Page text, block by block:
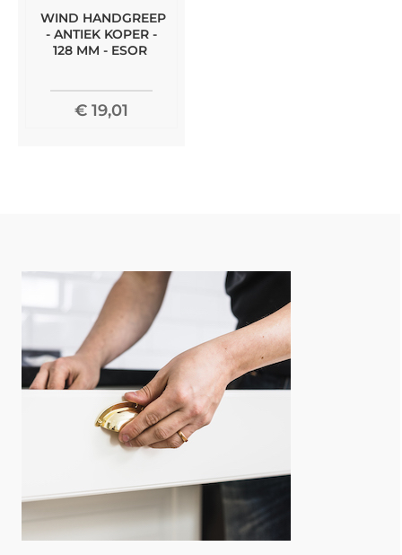
WIND HANDGREEP
- ANTIEK KOPER -
128 MM - ESOR
€ 19,01